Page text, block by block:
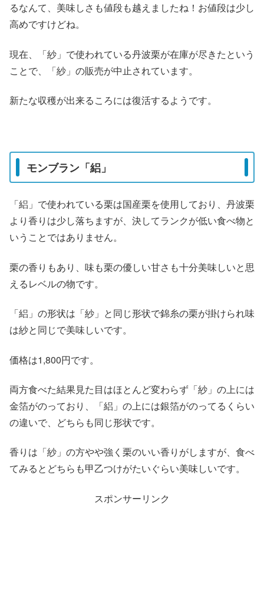
るなんて、美味しさも値段も越えましたね！お値段は少し
高めですけどね。
現在、「紗」で使われている丹波栗が在庫が尽きたという
ことで、「紗」の販売が中止されています。
新たな収穫が出来るころには復活するようです。
モンブラン「絽」
「絽」で使われている栗は国産栗を使用しており、丹波栗
より香りは少し落ちますが、決してランクが低い食べ物と
いうことではありません。
栗の香りもあり、味も栗の優しい甘さも十分美味しいと思
えるレベルの物です。
「絽」の形状は「紗」と同じ形状で錦糸の栗が掛けられ味
は紗と同じで美味しいです。
価格は1,800円です。
両方食べた結果見た目はほとんど変わらず「紗」の上には
金箔がのっており、「絽」の上には銀箔がのってるくらい
の違いで、どちらも同じ形状です。
香りは「紗」の方やや強く栗のいい香りがしますが、食べ
てみるとどちらも甲乙つけがたいぐらい美味しいです。
スポンサーリンク